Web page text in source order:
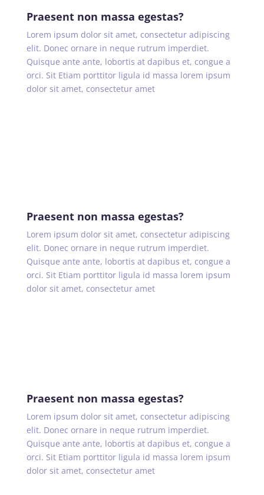
Praesent non massa egestas?
Lorem ipsum dolor sit amet, consectetur adipiscing
elit. Donec ornare in neque rutrum imperdiet.
Quisque ante ante, lobortis at dapibus et, congue a
orci. Sit Etiam porttitor ligula id massa lorem ipsum
dolor sit amet, consectetur amet
Praesent non massa egestas?
Lorem ipsum dolor sit amet, consectetur adipiscing
elit. Donec ornare in neque rutrum imperdiet.
Quisque ante ante, lobortis at dapibus et, congue a
orci. Sit Etiam porttitor ligula id massa lorem ipsum
dolor sit amet, consectetur amet
Praesent non massa egestas?
Lorem ipsum dolor sit amet, consectetur adipiscing
elit. Donec ornare in neque rutrum imperdiet.
Quisque ante ante, lobortis at dapibus et, congue a
orci. Sit Etiam porttitor ligula id massa lorem ipsum
dolor sit amet, consectetur amet